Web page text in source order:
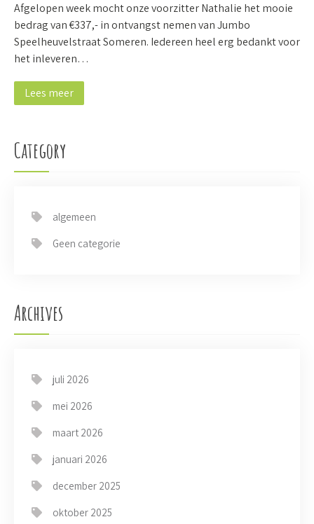
Afgelopen week mocht onze voorzitter Nathalie het mooie
bedrag van €337,- in ontvangst nemen van Jumbo
Speelheuvelstraat Someren. Iedereen heel erg bedankt voor
het inleveren…
Lees meer
Category
algemeen
Geen categorie
Archives
juli 2026
mei 2026
maart 2026
januari 2026
december 2025
oktober 2025